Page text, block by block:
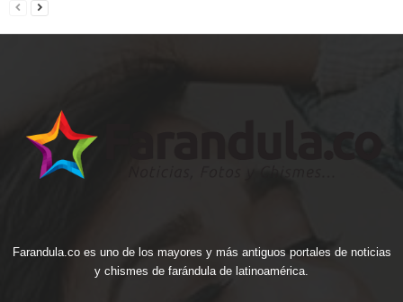
Farandula.co es uno de los mayores y más antiguos portales de noticias
y chismes de farándula de latinoamérica.